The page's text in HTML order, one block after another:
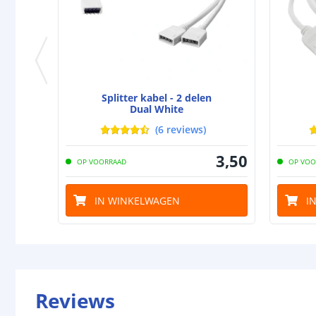
Splitter kabel - 2 delen
Dual White
(6 reviews)
OP VOORRAAD 3,50
IN WINKELWAGEN
OP
Reviews